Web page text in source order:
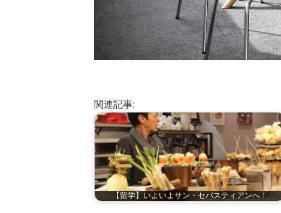
関連記事:
【留学】いよいよサン・セバスティアンへ！